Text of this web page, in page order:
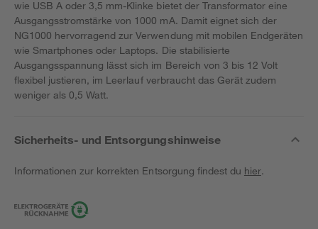
wie USB A oder 3,5 mm-Klinke bietet der Transformator eine
Ausgangsstromstärke von 1000 mA. Damit eignet sich der
NG1000 hervorragend zur Verwendung mit mobilen Endgeräten
wie Smartphones oder Laptops. Die stabilisierte
Ausgangsspannung lässt sich im Bereich von 3 bis 12 Volt
flexibel justieren, im Leerlauf verbraucht das Gerät zudem
weniger als 0,5 Watt.
Sicherheits- und Entsorgungshinweise
Informationen zur korrekten Entsorgung findest du hier.